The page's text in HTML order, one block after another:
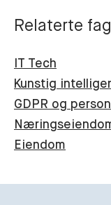
Relaterte
IT Tech
Kunstig
GDPR og
Eiendom